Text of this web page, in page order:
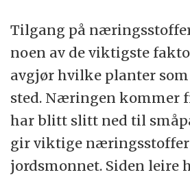
Tilgang på
noen av de viktigste
avgjør hvilke planter
sted. Næringen kommer
har blitt slitt ned til
gir viktige
jordsmonnet. Siden leire